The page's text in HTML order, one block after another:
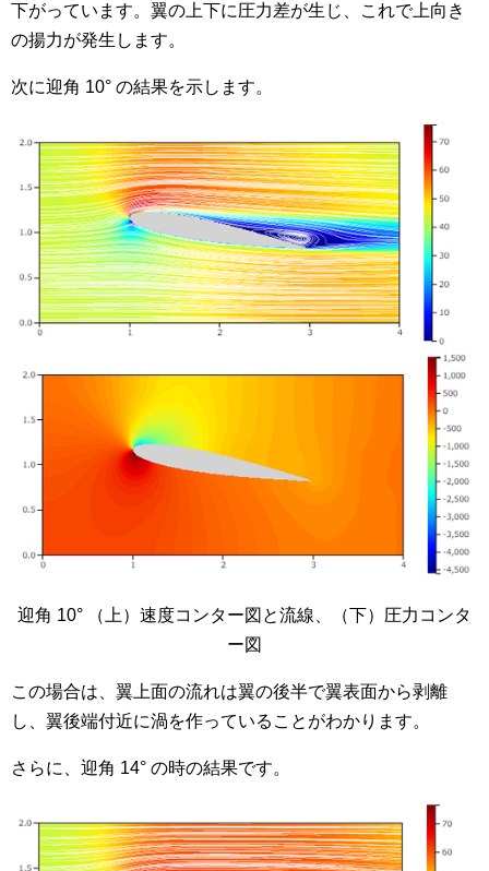
下がっています。翼の上下に圧力差が生じ、これで上向き
の揚力が発生します。
次に迎角 10° の結果を示します。
迎角 10° （上）速度コンター図と流線、（下）圧力コンタ
ー図
この場合は、翼上面の流れは翼の後半で翼表面から剥離
し、翼後端付近に渦を作っていることがわかります。
さらに、迎角 14° の時の結果です。